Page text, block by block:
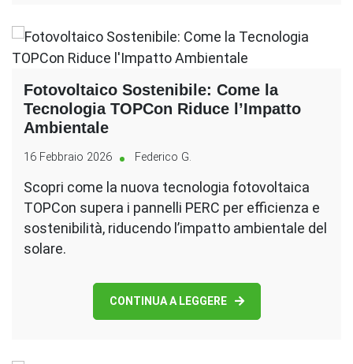
Fotovoltaico Sostenibile: Come la
Tecnologia TOPCon Riduce l’Impatto
Ambientale
16 Febbraio 2026 Federico G.
Scopri come la nuova tecnologia fotovoltaica
TOPCon supera i pannelli PERC per efficienza e
sostenibilità, riducendo l’impatto ambientale del
solare.
CONTINUA A LEGGERE